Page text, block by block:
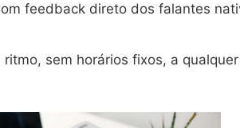
feedback direto dos falantes
ritmo, sem horários fixos, a